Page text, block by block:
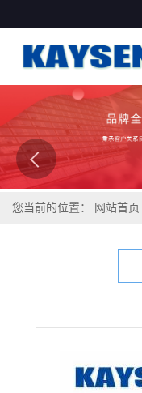
您当前的位置： 网站首页